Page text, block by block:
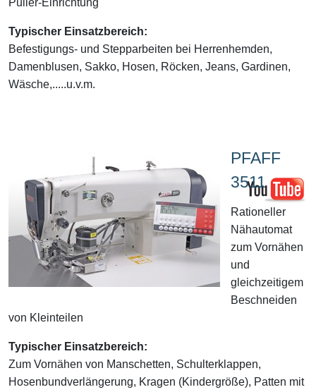
Puller-Einrichtung
Typischer Einsatzbereich:
Befestigungs- und Stepparbeiten bei Herrenhemden,
Damenblusen, Sakko, Hosen, Röcken, Jeans, Gardinen,
Wäsche,.....u.v.m.
PFAFF
3511
Rationeller
Nähautomat
zum Vornähen
und
gleichzeitigem
Beschneiden
von Kleinteilen
Typischer Einsatzbereich:
Zum Vornähen von Manschetten, Schulterklappen,
Hosenbundverlängerung, Kragen (Kindergröße), Patten mit